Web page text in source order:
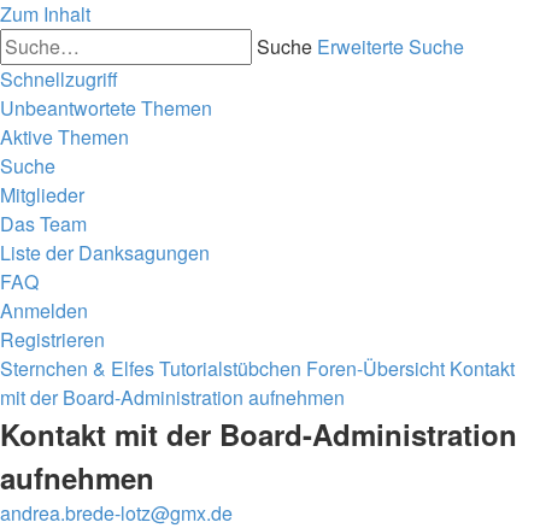
Zum Inhalt
Suche Erweiterte Suche
Schnellzugriff
Unbeantwortete Themen
Aktive Themen
Suche
Mitglieder
Das Team
Liste der Danksagungen
FAQ
Anmelden
Registrieren
Sternchen & Elfes Tutorialstübchen Foren-Übersicht Kontakt
mit der Board-Administration aufnehmen
Kontakt mit der Board-Administration
aufnehmen
andrea.brede-lotz@gmx.de